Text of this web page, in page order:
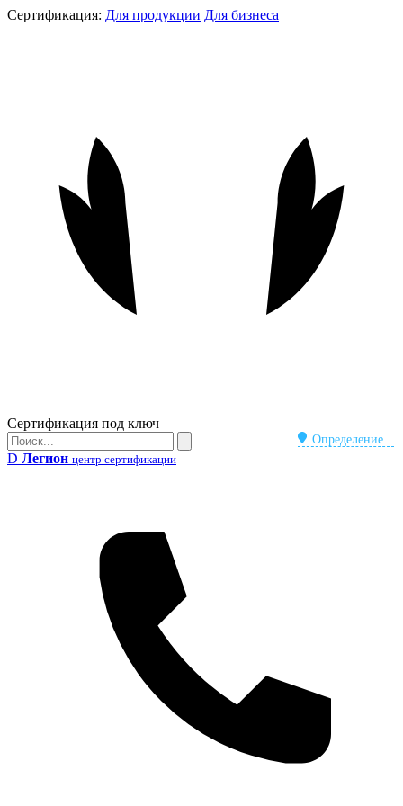
Сертификация: Для продукции Для бизнеса
Бейдж
Сертификация под ключ
Определение...
Поиск
Поиск
D Легион центр сертификации